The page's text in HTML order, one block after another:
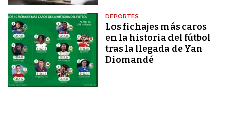
DEPORTES
Los fichajes más caros
en la historia del fútbol
tras la llegada de Yan
Diomandé